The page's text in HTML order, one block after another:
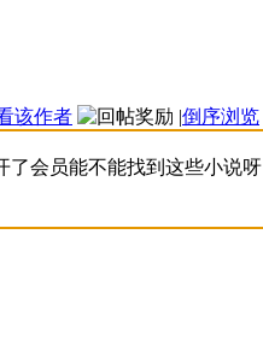
该作者 |倒序浏览
了会员能不能找到这些小说呀